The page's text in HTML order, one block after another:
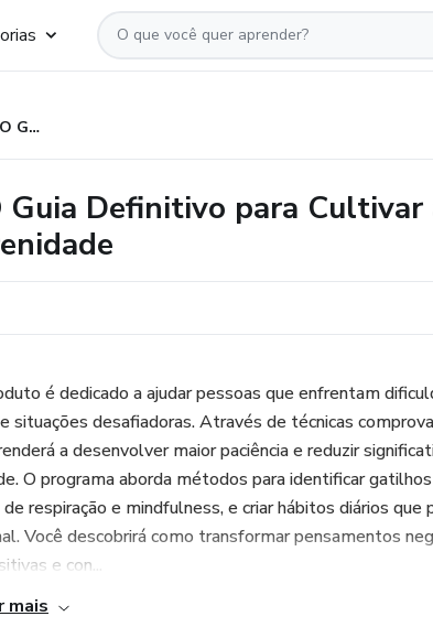
A Arte da Pausa: O Guia Definitivo para Cultivar a Paciência e Viver com Mais Serenidade
Definitivo para Cultivar
é dedicado a ajudar pessoas que enfrentam
situações desafiadoras. Através de técnicas
a desenvolver maior paciência e reduzir
O programa aborda métodos para identificar
de respiração e mindfulness, e criar hábitos diários que
Você descobrirá como transformar pensamentos
e con...
mais